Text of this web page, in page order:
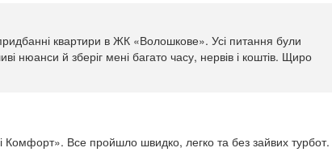
квартири в ЖК «Волошкове». Усі питання були
нюанси й зберіг мені багато часу, нервів і коштів. Щиро
Все пройшло швидко, легко та без зайвих турбот.